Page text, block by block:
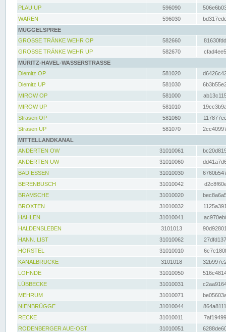
PLAU UP
596090
WAREN
596030
MÜGGELSPREE
GROSSE TRÄNKE WEHR OP
582660
GROSSE TRÄNKE WEHR UP
582670
MÜRITZ-HAVEL-WASSERSTRASSE
Diemitz OP
581020
Diemitz UP
581030
MIROW OP
581000
MIROW UP
581010
Strasen OP
581060
Strasen UP
581070
MITTELLANDKANAL
ANDERTEN OW
31010061
ANDERTEN UW
31010060
BAD ESSEN
31010030
BERENBUSCH
31010042
BRAMSCHE
31010020
BROXTEN
31010032
HAHLEN
31010041
HALDENSLEBEN
3101013
HANN. LIST
31010062
HÖRSTEL
31010010
KANALBRÜCKE
3101018
LOHNDE
31010050
LÜBBECKE
31010031
MEHRUM
31010071
NIENBRÜGGE
31010044
RECKE
31010011
RODENBERGER AUE-OST
31010051